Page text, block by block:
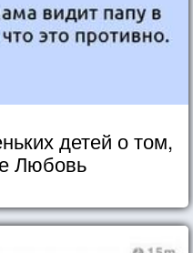
детей о том,
Любовь